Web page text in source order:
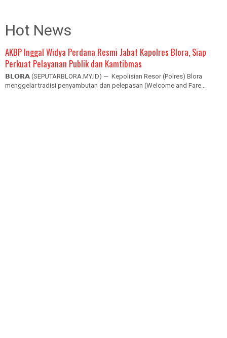
Hot News
AKBP Inggal Widya Perdana Resmi Jabat Kapolres Blora, Siap
Perkuat Pelayanan Publik dan Kamtibmas
𝗕𝗟𝗢𝗥𝗔 (SEPUTARBLORA.MY.ID) — Kepolisian Resor (Polres) Blora
menggelar tradisi penyambutan dan pelepasan (Welcome and Fare...